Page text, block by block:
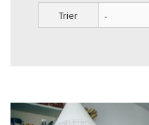
moment de pure
prochain défi.
Trier